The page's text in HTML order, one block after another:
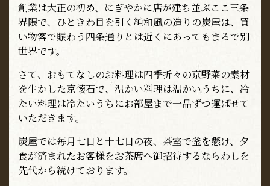
創業は大正の初め、にぎやかに店が建ち並ぶここ三条
界隈で、ひときわ目を引く純和風の造りの炭屋は、買
い物客で賑わう四条通りとは近くにあってもまるで別
世界です。
さて、おもてなしのお料理は四季折々の京野菜の素材
を生かした京懐石で、温かい料理は温かいうちに、冷
たい料理は冷たいうちにお部屋まで一品ずつ運ばせて
いただきます。
炭屋では毎月七日と十七日の夜、茶室で釜を懸け、夕
食が済まれたお客様をお茶席へ御招待するならわしを
先代から続けております。